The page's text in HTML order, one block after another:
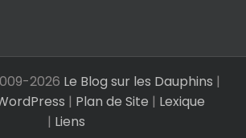
2026 Le Blog sur les Dauphins |
| Plan de Site | Lexique
| Liens